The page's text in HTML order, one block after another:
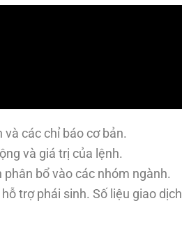
các chỉ báo cơ bản.
và giá trị của lệnh.
bổ vào các nhóm ngành.
trợ phái sinh. Số liệu giao dịch